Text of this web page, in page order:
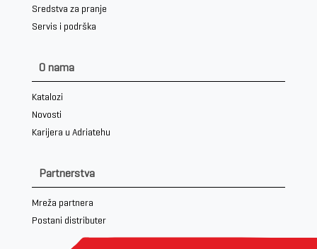
Sredstva za pranje
Servis i podrška
O nama
Katalozi
Novosti
Karijera u Adriatehu
Partnerstva
Mreža partnera
Postani distributer